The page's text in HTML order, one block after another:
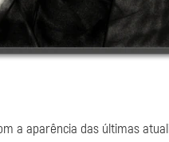
a aparência das últimas